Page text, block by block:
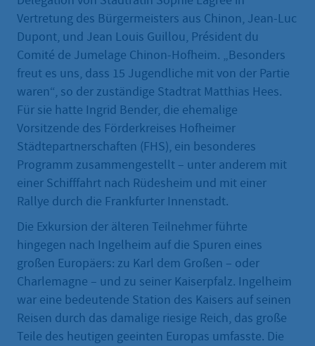
Vertretung des Bürgermeisters aus Chinon, Jean-Luc
Dupont, und Jean Louis Guillou, Président du
Comité de Jumelage Chinon-Hofheim. „Besonders
freut es uns, dass 15 Jugendliche mit von der Partie
waren“, so der zuständige Stadtrat Matthias Hees.
Für sie hatte Ingrid Bender, die ehemalige
Vorsitzende des Förderkreises Hofheimer
Städtepartnerschaften (FHS), ein besonderes
Programm zusammengestellt – unter anderem mit
einer Schifffahrt nach Rüdesheim und mit einer
Rallye durch die Frankfurter Innenstadt.
Die Exkursion der älteren Teilnehmer führte
hingegen nach Ingelheim auf die Spuren eines
großen Europäers: zu Karl dem Großen – oder
Charlemagne – und zu seiner Kaiserpfalz. Ingelheim
war eine bedeutende Station des Kaisers auf seinen
Reisen durch das damalige riesige Reich, das große
Teile des heutigen geeinten Europas umfasste. Die